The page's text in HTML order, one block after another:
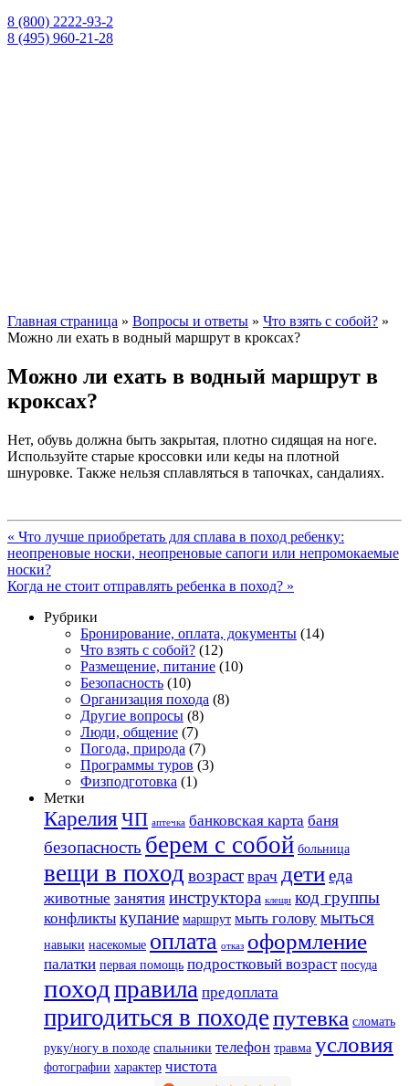
8 (800) 2222-93-2
8 (495) 960-21-28
Главная страница » Вопросы и ответы » Что взять с собой? »
Можно ли ехать в водный маршрут в кроксах?
Можно ли ехать в водный маршрут в
кроксах?
Нет, обувь должна быть закрытая, плотно сидящая на ноге.
Используйте старые кроссовки или кеды на плотной
шнуровке. Также нельзя сплавляться в тапочках, сандалиях.
« Что лучше приобретать для сплава в поход ребенку:
неопреновые носки, неопреновые сапоги или непромокаемые
носки?
Когда не стоит отправлять ребенка в поход? »
Рубрики
Бронирование, оплата, документы (14)
Что взять с собой? (12)
Размещение, питание (10)
Безопасность (10)
Организация похода (8)
Другие вопросы (8)
Люди, общение (7)
Погода, природа (7)
Программы туров (3)
Физподготовка (1)
Метки
Карелия ЧП аптечка банковская карта баня
безопасность берем с собой больница
вещи в поход возраст врач детиеда
животные занятия инструктора клещи код группы
конфликты купание маршрут мыть голову мыться
навыки насекомые оплата отказ оформление
палатки первая помощь подростковый возраст посуда
походправила предоплата
пригодиться в походепутевка сломать
руку/ногу в походе спальники телефон травма условия
фотографии характер чистота